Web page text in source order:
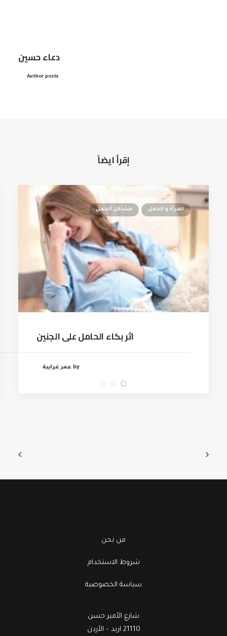
دعاء حسين
Author posts
إقرأ ايضاً
المرأة و الحمل مشاكل الحمل
اثر بكاء الحامل على الجنين
by عمر غرايبة
من نحن
شروط الاستخدام
سياسة الخصوصية
شارع الأمير حسن
21110 اربد – الأردن